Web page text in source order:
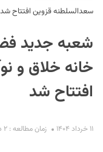
سعدالسلطنه قزوین افتتاح شد
شعبه جدید
خانه خلاق و
افتتاح شد
۱۱ خرداد ۱۴۰۴ زمان مطالعه : ۲ دقیقه